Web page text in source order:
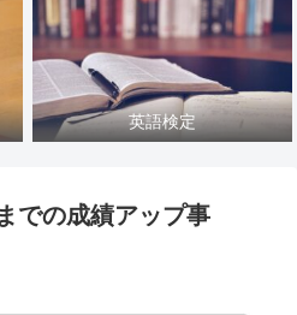
英語検定
での成績アップ事